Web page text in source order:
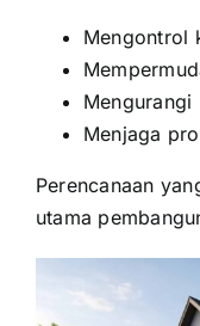
Mengontrol
Mengurangi
Menjaga
Perencanaan
utama